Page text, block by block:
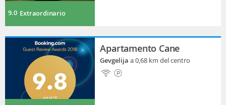
9.0 Extraordinario
Apartamento Cane
Gevgelijaa 0,68 km del centro